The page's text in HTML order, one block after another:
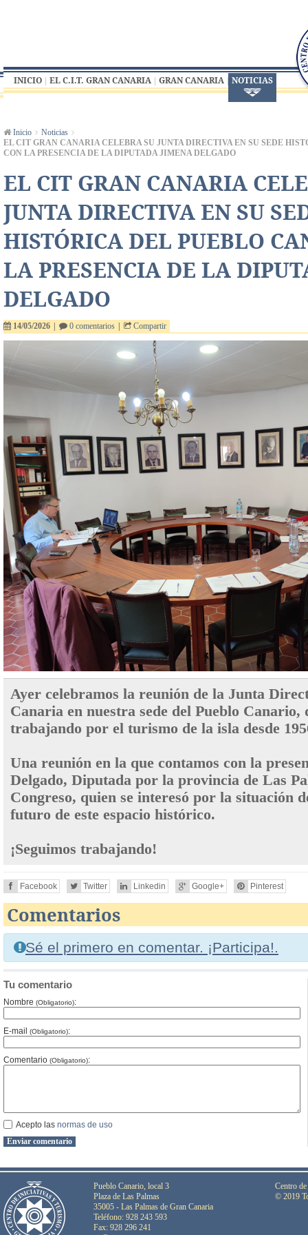
INICIO EL C.I.T. GRAN CANARIA GRAN CANARIA NOTICIAS
Inicio
Noticias
EL CIT GRAN CANARIA CELEBRA SU JUNTA DIRECTIVA EN SU SEDE
CON LA PRESENCIA DE LA DIPUTADA JIMENA DELGADO
EL CIT GRAN CANARIA
JUNTA DIRECTIVA EN SU
HISTÓRICA DEL PUEBLO
LA PRESENCIA DE LA
DELGADO
14/05/2026 0 comentarios Compartir
Ayer celebramos la reunión de la Junta
Canaria en nuestra sede del Pueblo Canario,
trabajando por el turismo de la isla desde
Una reunión en la que contamos con la
Delgado, Diputada por la provincia de Las
Congreso, quien se interesó por la situación
futuro de este espacio histórico.
¡Seguimos trabajando!
Facebook Twitter Linkedin Google+ Pinterest
Comentarios
Sé el primero en comentar. ¡Participa!.
Tu comentario
Nombre (Obligatorio):
E-mail (Obligatorio):
Comentario (Obligatorio):
Acepto las normas de uso
Centro
© 2019
Pueblo Canario, local 3
Plaza de Las Palmas
35005 - Las Palmas de Gran Canaria
Teléfono: 928 243 593
Fax: 928 296 241